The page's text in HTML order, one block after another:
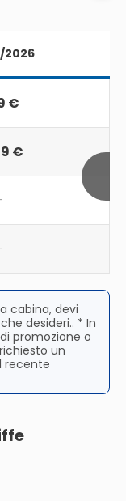
2026
€
€
cabina, devi
desideri.. * In
promozione o
un
recente